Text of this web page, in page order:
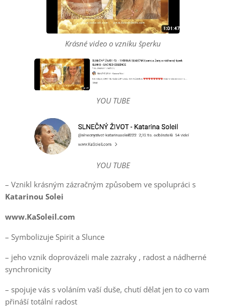
Krásné video o vzniku šperku
YOU TUBE
YOU TUBE
– Vznikl krásným zázračným způsobem ve spolupráci s
Katarinou Solei
www.KaSoleil.com
– Symbolizuje Spirit a Slunce
– jeho vznik doprovázeli male zazraky , radost a nádherné
synchronicity
– spojuje vás s voláním vaší duše, chutí dělat jen to co vam
přináší totální radost